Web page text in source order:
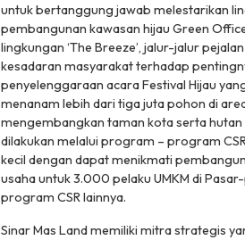
untuk bertanggung jawab melestarikan
pembangunan kawasan hijau Green
lingkungan ‘The Breeze’, jalur-jalur
kesadaran masyarakat terhadap
penyelenggaraan acara Festival Hijau
menanam lebih dari tiga juta pohon di
mengembangkan taman kota serta
dilakukan melalui program – program
kecil dengan dapat menikmati
usaha untuk 3.000 pelaku UMKM di
program CSR lainnya.
Sinar Mas Land memiliki mitra strategis